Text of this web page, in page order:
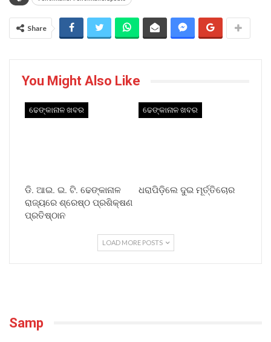
Share
You Might Also Like
ଢେଙ୍କାନାଳ ଖବର
ଡି. ଆଇ. ଇ. ଟି. ଢେଙ୍କାନାଳ
ରାଜ୍ୟରେ ଶ୍ରେଷ୍ଠ ପ୍ରଶିକ୍ଷଣ
ପ୍ରତିଷ୍ଠାନ
ଢେଙ୍କାନାଳ ଖବର
ଧରାପିଡ଼ିଲେ ଦୁଇ ମୂର୍ତ୍ତିଚୋର
LOAD MORE POSTS
Samp